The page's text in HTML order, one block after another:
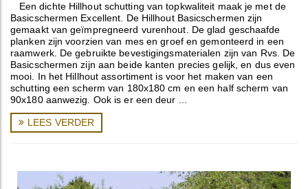
Een dichte Hillhout schutting van topkwaliteit maak je met de
Basicschermen Excellent. De Hillhout Basicschermen zijn
gemaakt van geïmpregneerd vurenhout. De glad geschaafde
planken zijn voorzien van mes en groef en gemonteerd in een
raamwerk. De gebruikte bevestigingsmaterialen zijn van Rvs. De
Basicschermen zijn aan beide kanten precies gelijk, en dus even
mooi. In het Hillhout assortiment is voor het maken van een
schutting een scherm van 180x180 cm en een half scherm van
90x180 aanwezig. Ook is er een deur ...
LEES VERDER